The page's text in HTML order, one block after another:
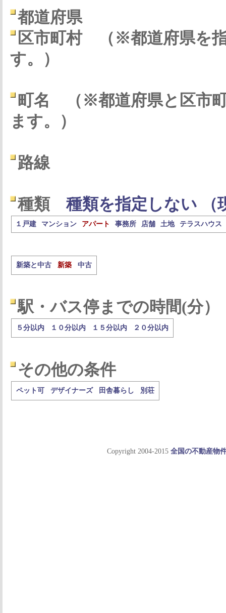
都道府県
区市町村
（※都道府県を
す。）
町名
（※都道府県と区市
ます。）
路線
種類 種類を指定しない （
１戸建 マンション アパート 事務所 店舗 土地 テラスハウス
新築と中古 新築 中古
駅・バス停までの時間(分）
５分以内 １０分以内 １５分以内 ２０分以内
その他の条件
ペット可 デザイナーズ 田舎暮らし 別荘
Copyright 2004-2015 全国の不動産物